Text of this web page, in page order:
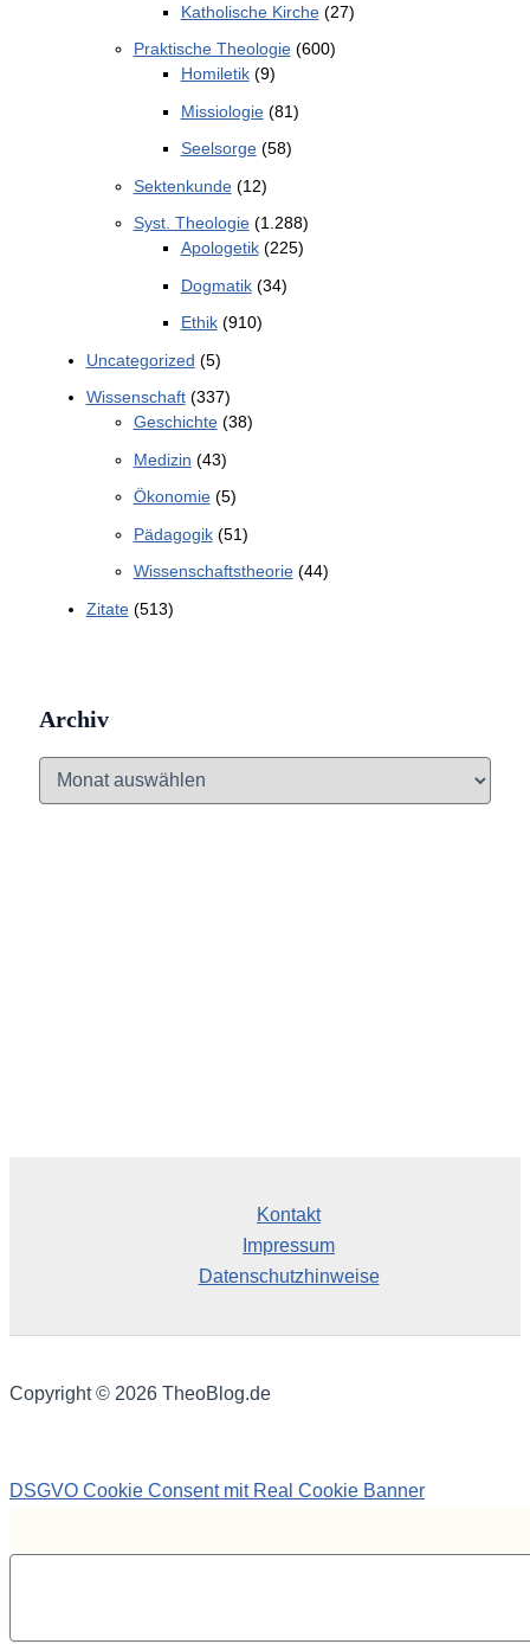
Katholische Kirche(27)
Praktische Theologie(600)
Homiletik(9)
Missiologie(81)
Seelsorge(58)
Sektenkunde(12)
Syst. Theologie(1.288)
Apologetik(225)
Dogmatik(34)
Ethik(910)
Uncategorized (5)
Wissenschaft(337)
Geschichte(38)
Medizin (43)
Ökonomie(5)
Pädagogik(51)
Wissenschaftstheorie(44)
Zitate(513)
Archiv
Kontakt
Impressum
Datenschutzhinweise
Copyright © 2026 TheoBlog.de
DSGVO Cookie Consent mit Real Cookie Banner